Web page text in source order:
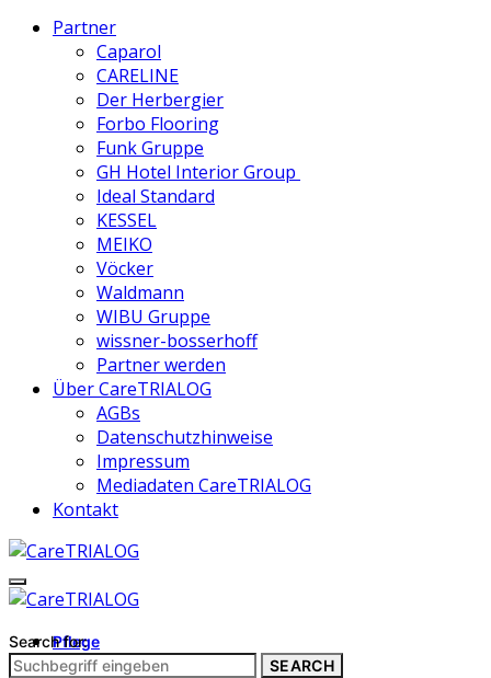
Partner
Caparol
CARELINE
Der Herbergier
Forbo Flooring
Funk Gruppe
GH Hotel Interior Group
Ideal Standard
KESSEL
MEIKO
Vöcker
Waldmann
WIBU Gruppe
wissner-bosserhoff
Partner werden
Über CareTRIALOG
AGBs
Datenschutzhinweise
Impressum
Mediadaten CareTRIALOG
Kontakt
Pflege
Architektur
Search for:
SEARCH